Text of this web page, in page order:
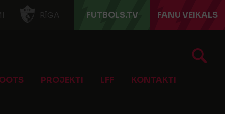
RĪGA FUTBOLS.TV FANU VEIKALS
PROJEKTI LFF KONTAKTI